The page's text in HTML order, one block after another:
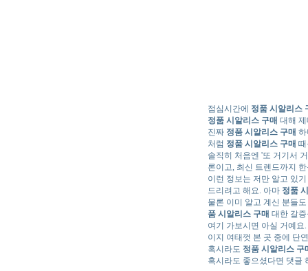
점심시간에 정품 시알리스
정품 시알리스 구매 대해
진짜 정품 시알리스 구매 하
처럼 정품 시알리스 구매 때
솔직히 처음엔 '또 거기서
론이고, 최신 트렌드까지
이런 정보는 저만 알고 있
드리려고 해요. 아마 정품
물론 이미 알고 계신 분들
품 시알리스 구매 대한 갈
여기 가보시면 아실 거예
이지 여태껏 본 곳 중에 단
혹시라도 정품 시알리스 구
혹시라도 좋으셨다면 댓글